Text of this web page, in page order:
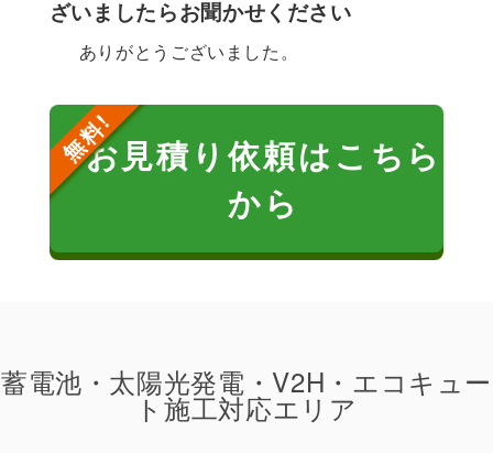
ざいましたらお聞かせください
ありがとうございました。
お見積り依頼はこちら
から
蓄電池・太陽光発電・V2H・エコキュー
ト施工対応エリア